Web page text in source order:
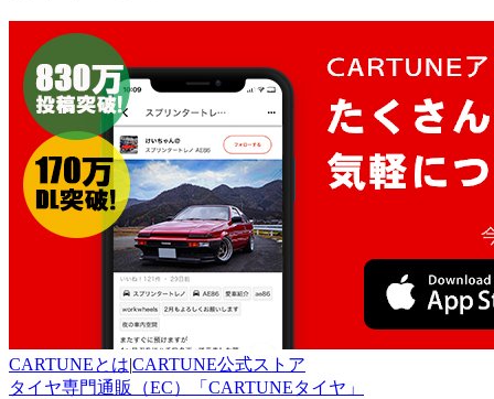
CARTUNEとは|CARTUNE公式ストア
タイヤ専門通販（EC）「CARTUNEタイヤ」